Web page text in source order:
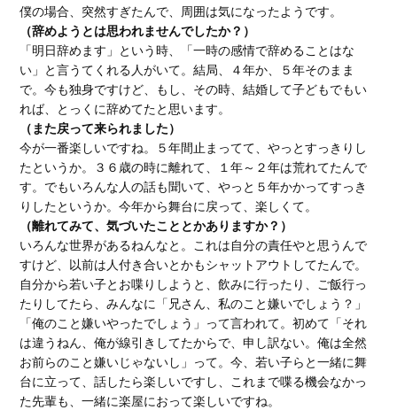
僕の場合、突然すぎたんで、周囲は気になったようです。
（辞めようとは思われませんでしたか？）
「明日辞めます」という時、「一時の感情で辞めることはな
い」と言うてくれる人がいて。結局、４年か、５年そのまま
で。今も独身ですけど、もし、その時、結婚して子どもでもい
れば、とっくに辞めてたと思います。
（また戻って来られました）
今が一番楽しいですね。５年間止まってて、やっとすっきりし
たというか。３６歳の時に離れて、１年～２年は荒れてたんで
す。でもいろんな人の話も聞いて、やっと５年かかってすっき
りしたというか。今年から舞台に戻って、楽しくて。
（離れてみて、気づいたこととかありますか？）
いろんな世界があるねんなと。これは自分の責任やと思うんで
すけど、以前は人付き合いとかもシャットアウトしてたんで。
自分から若い子とお喋りしようと、飲みに行ったり、ご飯行っ
たりしてたら、みんなに「兄さん、私のこと嫌いでしょう？」
「俺のこと嫌いやったでしょう」って言われて。初めて「それ
は違うねん、俺が線引きしてたからで、申し訳ない。俺は全然
お前らのこと嫌いじゃないし」って。今、若い子らと一緒に舞
台に立って、話したら楽しいですし、これまで喋る機会なかっ
た先輩も、一緒に楽屋におって楽しいですね。